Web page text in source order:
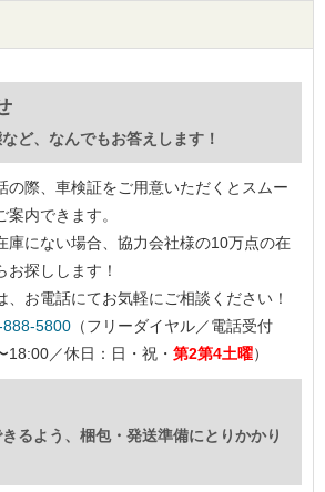
ど、なんでもお答えします！
の際、車検証をご用意いただくとスムー
案内できます。
庫にない場合、協力会社様の10万点の在
お探しします！
、お電話にてお気軽にご相談ください！
5800 （フリーダイヤル／電話受付
18:00／休日：日・祝・ 第2第4土曜）
るよう、梱包・発送準備にとりかかり